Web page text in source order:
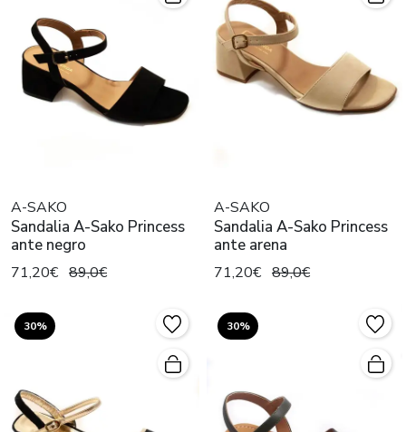
A-SAKO
Sandalia A-Sako Princess
ante negro
71,20€ 89,0€
A-SAKO
Sandalia A-Sako Princess
ante arena
71,20€ 89,0€
30% 30%